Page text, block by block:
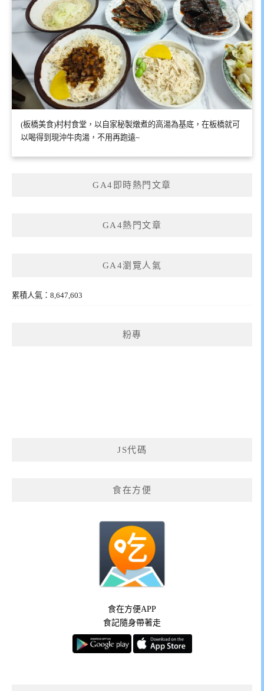
(板橋美食)村村食堂，以自家秘製燉煮的高湯為基底，在板橋就可
以喝得到現沖牛肉湯，不用再跑遠~
GA4即時熱門文章
GA4熱門文章
GA4瀏覽人氣
累積人氣：8,647,603
粉專
JS代碼
食在方便
食在方便APP
食記隨身帶著走